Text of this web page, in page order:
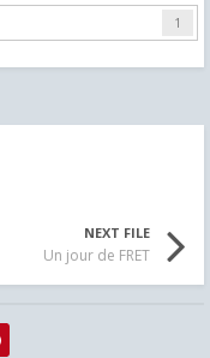
1
NEXT FILE
Un jour de FRET